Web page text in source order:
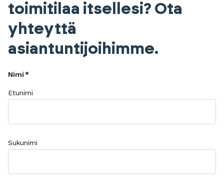
toimitilaa itsellesi? Ota
yhteyttä
asiantuntijoihimme.
Nimi
Etunimi
Sukunimi